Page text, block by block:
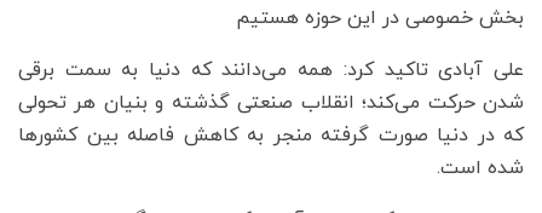
بخش خصوصی در این حوزه هستیم
علی آبادی تاکید کرد: همه می‌دانند که دنیا به سمت برقی
شدن حرکت می‌کند؛ انقلاب صنعتی گذشته و بنیان هر تحولی
که در دنیا صورت گرفته منجر به کاهش فاصله بین کشورها
شده است.